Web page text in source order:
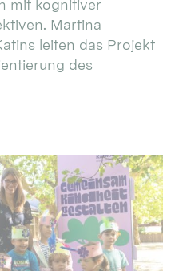
mit kognitiver
Martina
leiten das Projekt
des